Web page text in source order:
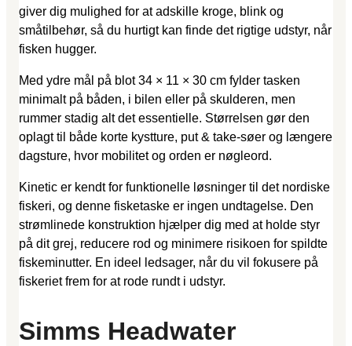
giver dig mulighed for at adskille kroge, blink og
småtilbehør, så du hurtigt kan finde det rigtige udstyr, når
fisken hugger.
Med ydre mål på blot 34 × 11 × 30 cm fylder tasken
minimalt på båden, i bilen eller på skulderen, men
rummer stadig alt det essentielle. Størrelsen gør den
oplagt til både korte kystture, put & take-søer og længere
dagsture, hvor mobilitet og orden er nøgleord.
Kinetic er kendt for funktionelle løsninger til det nordiske
fiskeri, og denne fisketaske er ingen undtagelse. Den
strømlinede konstruktion hjælper dig med at holde styr
på dit grej, reducere rod og minimere risikoen for spildte
fiskeminutter. En ideel ledsager, når du vil fokusere på
fiskeriet frem for at rode rundt i udstyr.
Simms Headwater